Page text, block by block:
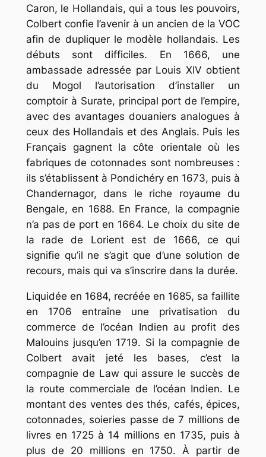
Caron, le Hollandais, qui a tous les pouvoirs,
Colbert confie l’avenir à un ancien de la VOC
afin de dupliquer le modèle hollandais. Les
débuts sont difficiles. En 1666, une
ambassade adressée par Louis XIV obtient
du Mogol l’autorisation d’installer un
comptoir à Surate, principal port de l’empire,
avec des avantages douaniers analogues à
ceux des Hollandais et des Anglais. Puis les
Français gagnent la côte orientale où les
fabriques de cotonnades sont nombreuses :
ils s’établissent à Pondichéry en 1673, puis à
Chandernagor, dans le riche royaume du
Bengale, en 1688. En France, la compagnie
n’a pas de port en 1664. Le choix du site de
la rade de Lorient est de 1666, ce qui
signifie qu’il ne s’agit que d’une solution de
recours, mais qui va s’inscrire dans la durée.
Liquidée en 1684, recréée en 1685, sa faillite
en 1706 entraîne une privatisation du
commerce de l’océan Indien au profit des
Malouins jusqu’en 1719. Si la compagnie de
Colbert avait jeté les bases, c’est la
compagnie de Law qui assure le succès de
la route commerciale de l’océan Indien. Le
montant des ventes des thés, cafés, épices,
cotonnades, soieries passe de 7 millions de
livres en 1725 à 14 millions en 1735, puis à
plus de 20 millions en 1750. À partir de